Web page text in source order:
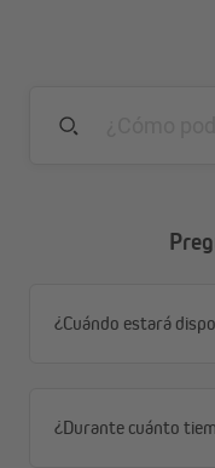
¿Cuándo estará
¿Durante cuánto